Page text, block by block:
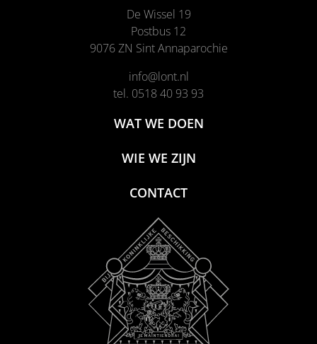
De Wissel 19
Postbus 12
9076 ZN Sint Annaparochie
info@lont.nl
tel. 0518 40 93 93
WAT WE DOEN
WIE WE ZIJN
CONTACT